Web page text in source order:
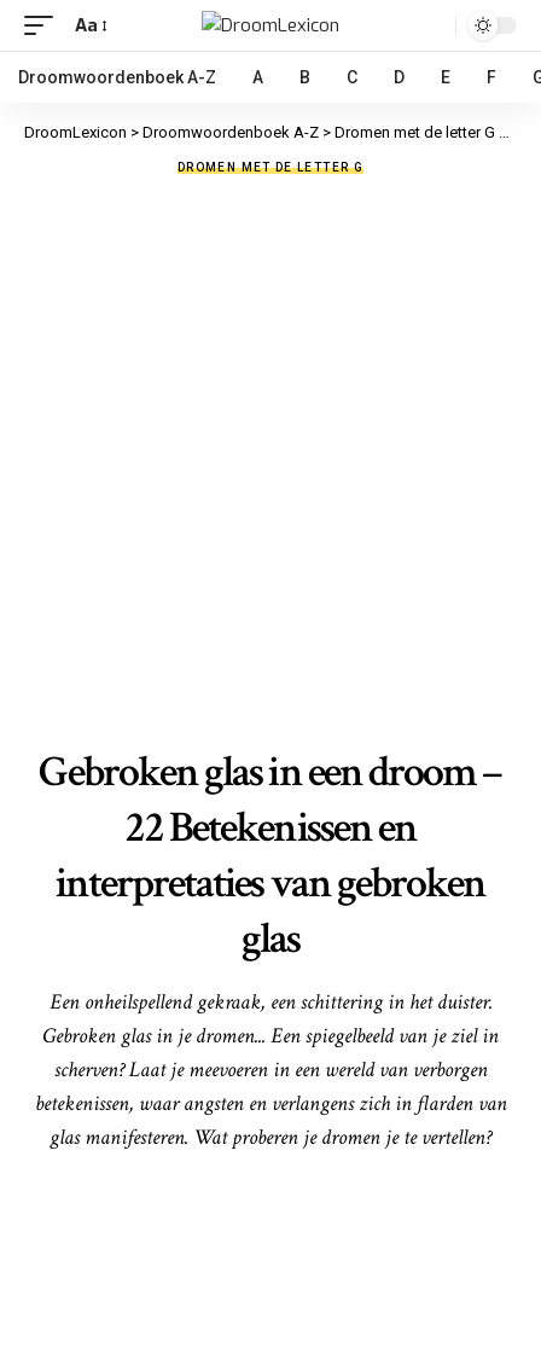
Aa
Droomwoordenboek A-Z A B C D E F
DroomLexicon > Droomwoordenboek A-Z > Dromen met de letter G
DROMEN MET DE LETTER G
Gebroken glas in een droom –
22 Betekenissen en
interpretaties van gebroken
glas
Een onheilspellend gekraak, een schittering in het duister.
Gebroken glas in je dromen... Een spiegelbeeld van je ziel in
scherven? Laat je meevoeren in een wereld van verborgen
betekenissen, waar angsten en verlangens zich in flarden van
glas manifesteren. Wat proberen je dromen je te vertellen?